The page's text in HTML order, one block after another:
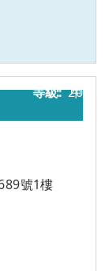
20
號1樓
甲